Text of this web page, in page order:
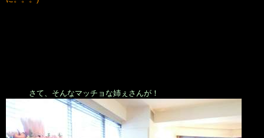
さて、そんなマッチョな姉ぇさんが！